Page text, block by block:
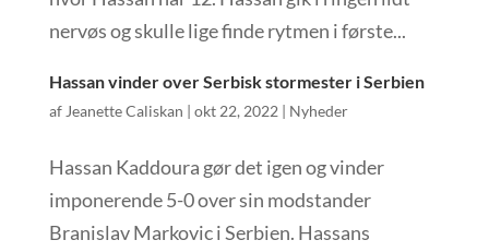
nervøs og skulle lige finde rytmen i første...
Hassan vinder over Serbisk stormester i Serbien
af Jeanette Caliskan | okt 22, 2022 | Nyheder
Hassan Kaddoura gør det igen og vinder
imponerende 5-0 over sin modstander
Branislav Markovic i Serbien. Hassans